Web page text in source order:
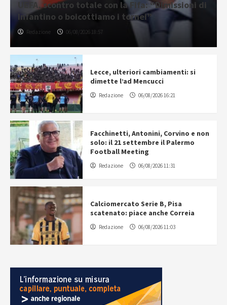
UEFA, scontro totale con la Fifa: “Dimissioni di
Infantino o boicottiamo i tornei”
Redazione 06/08/2026 18:57
Lecce, ulteriori cambiamenti: si
dimette l’ad Mencucci
Redazione 06/08/2026 16:21
Facchinetti, Antonini, Corvino e non
solo: il 21 settembre il Palermo
Football Meeting
Redazione 06/08/2026 11:31
Calciomercato Serie B, Pisa
scatenato: piace anche Correia
Redazione 06/08/2026 11:03